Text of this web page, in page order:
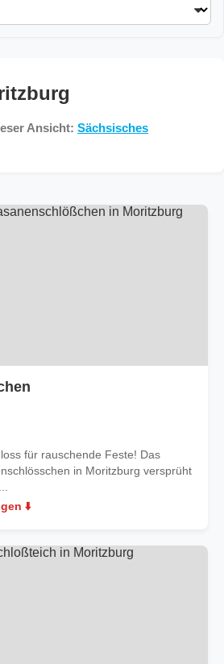
Ansicht: Sächsisches
für rauschende Feste! Das
in Moritzburg versprüht
⬇️